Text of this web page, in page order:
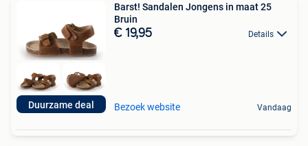
Duurzame deal
Barst! Sandalen Jongens in maat 25
Bruin
€ 19,95 Details
Bezoek website Vandaag